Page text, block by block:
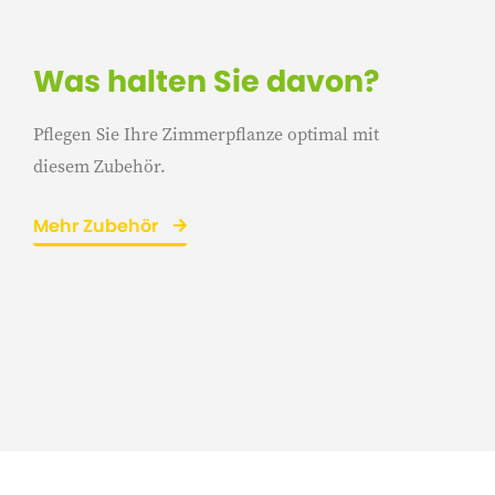
Was halten Sie davon?
Pflegen Sie Ihre Zimmerpflanze optimal mit
diesem Zubehör.
Mehr Zubehör